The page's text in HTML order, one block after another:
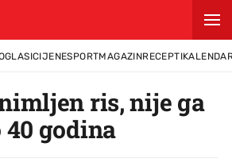
CIJENESPORTMAGAZINRECEPTI
ris, nije ga
godina